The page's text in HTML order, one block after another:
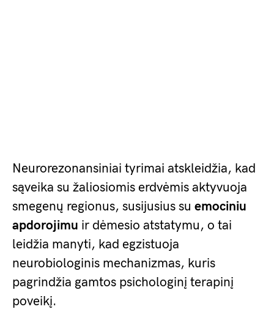
Neurorezonansiniai tyrimai atskleidžia, kad
sąveika su žaliosiomis erdvėmis aktyvuoja
smegenų regionus, susijusius su emociniu
apdorojimu ir dėmesio atstatymu, o tai
leidžia manyti, kad egzistuoja
neurobiologinis mechanizmas, kuris
pagrindžia gamtos psichologinį terapinį
poveikį.